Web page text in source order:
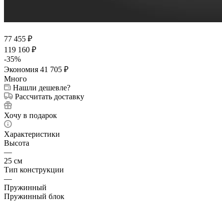
77 455 ₽
119 160 ₽
-35%
Экономия 41 705 ₽
Много
Нашли дешевле?
Рассчитать доставку
Хочу в подарок
Характеристики
Высота
—
25 см
Тип конструкции
—
Пружинный
Пружинный блок